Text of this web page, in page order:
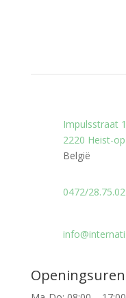
Impulsstraat
2220 Heist-
België
0472/28.75.02
Openingsuren